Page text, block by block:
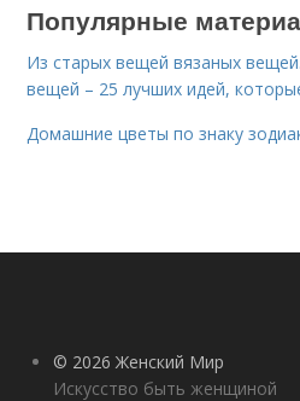
Популярные
Из старых вещей вязаных
вещей – 25 лучших идей,
Домашние цветы по знаку
© 2026 Женский Мир
Искусство быть женщиной